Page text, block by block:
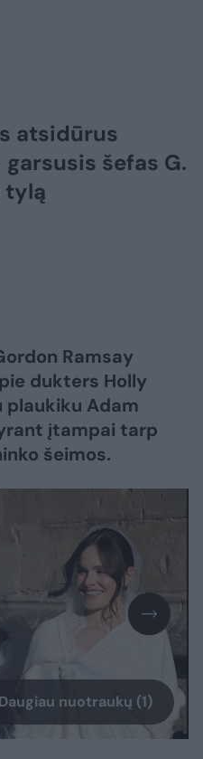
atsidūrus
šefas G.
tylą
Ramsay
dukters Holly
plaukiku Adam
įtampai tarp
šeimos.
Daugiau nuotraukų (1)